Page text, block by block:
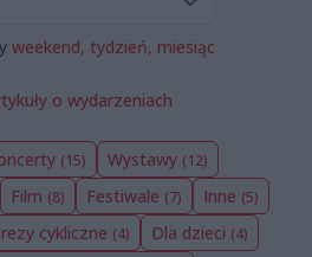
weekend, tydzień, miesiąc
o wydarzeniach
(15) Wystawy (12)
Film (8) Festiwale (7) Inne (5)
cykliczne (4) Dla dzieci (4)